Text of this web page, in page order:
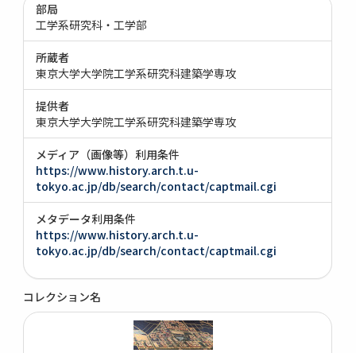
部局
工学系研究科・工学部
所蔵者
東京大学大学院工学系研究科建築学専攻
提供者
東京大学大学院工学系研究科建築学専攻
メディア（画像等）利用条件
https://www.history.arch.t.u-
tokyo.ac.jp/db/search/contact/captmail.cgi
メタデータ利用条件
https://www.history.arch.t.u-
tokyo.ac.jp/db/search/contact/captmail.cgi
コレクション名